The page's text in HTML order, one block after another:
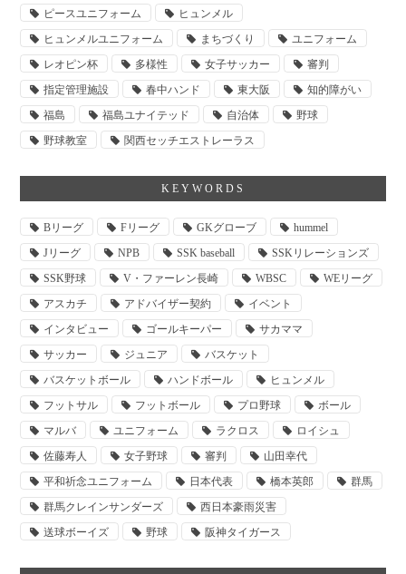
ピースユニフォーム
ヒュンメル
ヒュンメルユニフォーム
まちづくり
ユニフォーム
レオピン杯
多様性 女子サッカー
審判
指定管理施設
春中ハンド 東大阪
知的障がい
福島
福島ユナイテッド 自治体
野球
野球教室
関西セッチエストレーラス
KEYWORDS
Bリーグ Fリーグ GKグローブ
hummel
Jリーグ
NPB SSK baseball
SSKリレーションズ
SSK野球
V・ファーレン長崎 WBSC
WEリーグ
アスカチ
アドバイザー契約
イベント
インタビュー
ゴールキーパー
サカママ
サッカー
ジュニア
バスケット
バスケットボール
ハンドボール
ヒュンメル
フットサル
フットボール プロ野球
ボール
マルバ
ユニフォーム ラクロス
ロイシュ
佐藤寿人
女子野球 審判
山田幸代
平和祈念ユニフォーム
日本代表 橋本英郎
群馬
群馬クレインサンダーズ
西日本豪雨災害
送球ボーイズ
野球 阪神タイガース